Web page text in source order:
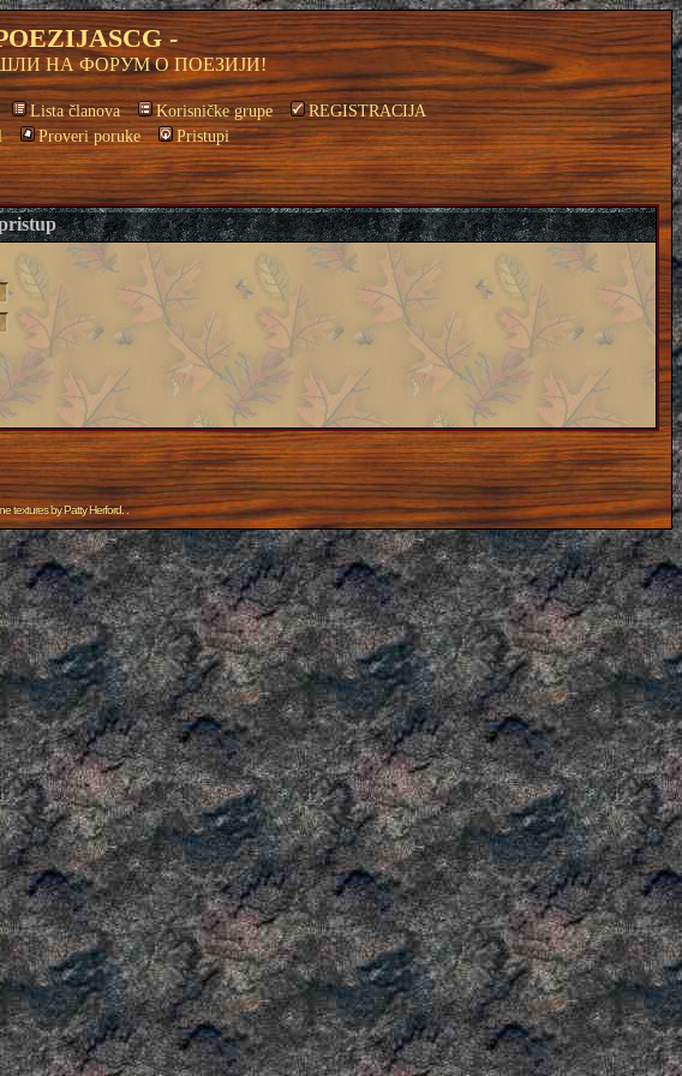
-
НА ФОРУМ О ПОЕЗИЈИ!
Lista članova Korisničke grupe
REGISTRACIJA
Proveri poruke Pristupi
textures byPatty Herford. .